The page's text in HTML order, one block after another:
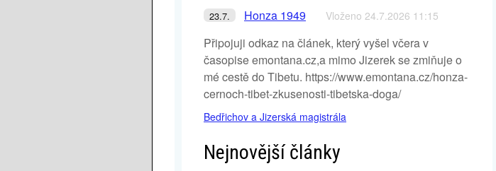
23.7. Honza 1949 Vloženo 24.7.2026 11:15
Připojuji odkaz na článek, který vyšel včera v
časopise emontana.cz,a mimo Jizerek se zmiňuje o
mé cestě do Tibetu. https://www.emontana.cz/honza-
cernoch-tibet-zkusenosti-tibetska-doga/
Bedřichov a Jizerská magistrála
Nejnovější články